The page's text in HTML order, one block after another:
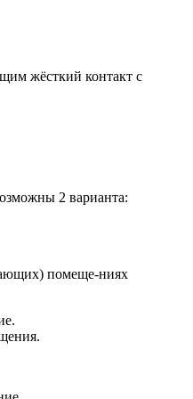
жёсткий контакт с
2 варианта:
помеще-ниях